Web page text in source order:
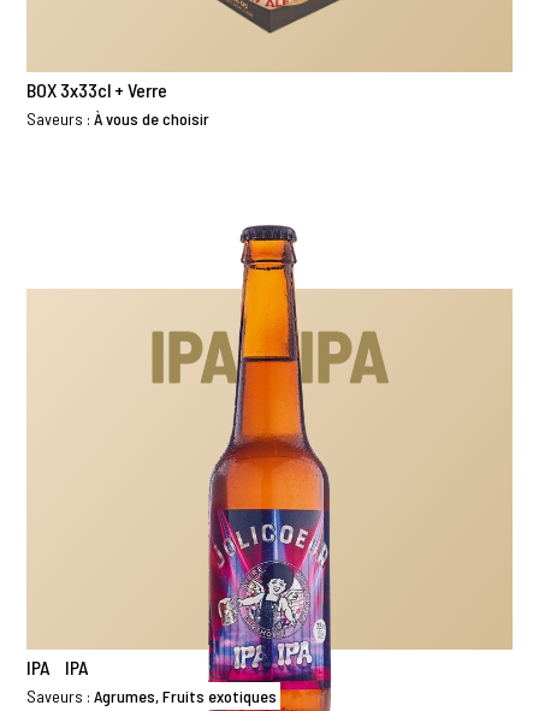
BOX 3x33cl + Verre
Saveurs :À vous de choisir
IPA IPA
IPA IPA
Saveurs :Agrumes, Fruits exotiques